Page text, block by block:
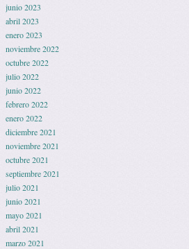
junio 2023
abril 2023
enero 2023
noviembre 2022
octubre 2022
julio 2022
junio 2022
febrero 2022
enero 2022
diciembre 2021
noviembre 2021
octubre 2021
septiembre 2021
julio 2021
junio 2021
mayo 2021
abril 2021
marzo 2021